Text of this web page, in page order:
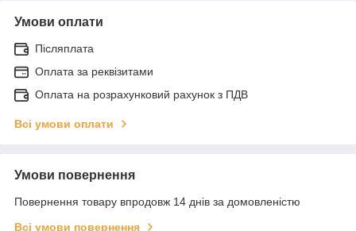
Умови оплати
Післяплата
Оплата за реквізитами
Оплата на розрахунковий рахунок з ПДВ
Всі умови оплати
Умови повернення
Повернення товару впродовж 14 днів за домовленістю
Всі умови повернення